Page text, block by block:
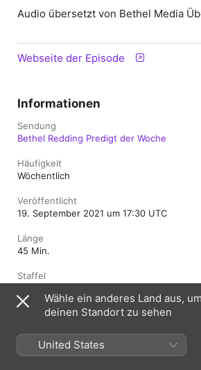
Audio übersetzt von Bethel Media
Webseite der Episode
Informationen
Sendung
Bethel Redding Predigt der Woche
Häufigkeit
Wöchentlich
Veröffentlicht
19. September 2021 um 17:30 UTC
Länge
45 Min.
Staffel
Bewertung
Wähle ein anderes Land aus,
deinen Standort zu sehen
United States